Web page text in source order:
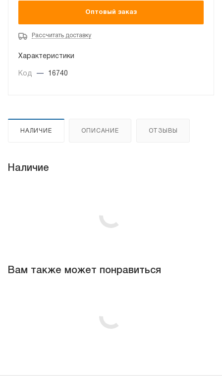
Оптовый заказ
Рассчитать доставку
Характеристики
Код — 16740
НАЛИЧИЕ ОПИСАНИЕ ОТЗЫВЫ
Наличие
Вам также может понравиться